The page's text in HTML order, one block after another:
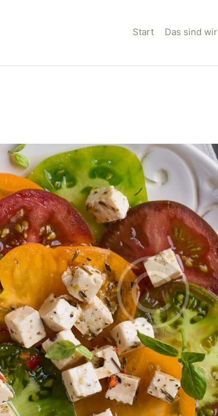
Start Das sind wir
WILLKOMMEN IM
TEAM
KONTAKT